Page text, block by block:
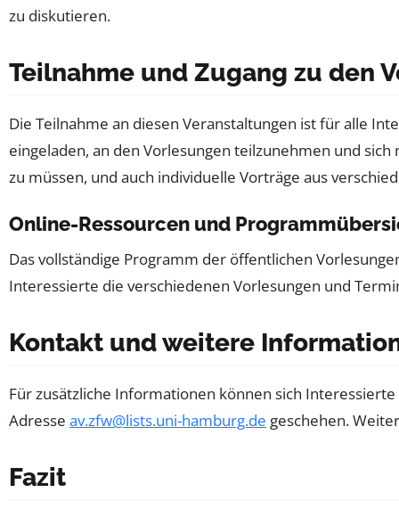
zu diskutieren.
Teilnahme und Zugang zu den
Die Teilnahme an diesen Veranstaltungen ist für alle
eingeladen, an den Vorlesungen teilzunehmen und
zu müssen, und auch individuelle Vorträge aus
Online-Ressourcen und
Das vollständige Programm der öffentlichen
Interessierte die verschiedenen Vorlesungen und
Kontakt und weitere
Für zusätzliche Informationen können sich
Adresse av.zfw@lists.uni-hamburg.de geschehen.
Fazit